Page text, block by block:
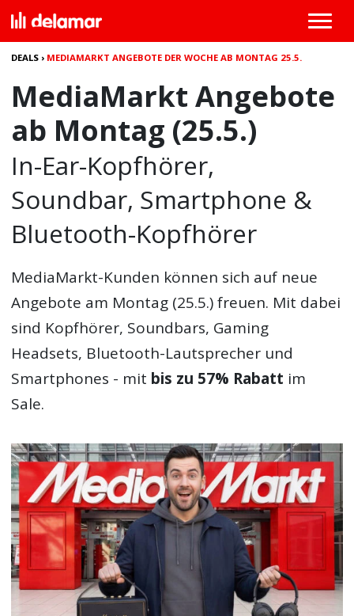
DEALS › MEDIAMARKT ANGEBOTE DER WOCHE AB MONTAG 25.5.
MediaMarkt Angebote
ab Montag (25.5.)
In-Ear-Kopfhörer,
Soundbar, Smartphone &
Bluetooth-Kopfhörer
MediaMarkt-Kunden können sich auf neue
Angebote am Montag (25.5.) freuen. Mit dabei
sind Kopfhörer, Soundbars, Gaming
Headsets, Bluetooth-Lautsprecher und
Smartphones - mit bis zu 57% Rabatt im
Sale.